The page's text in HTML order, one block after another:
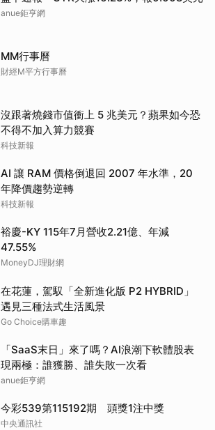
anue鉅亨網
MM行事曆
財經M平方行事曆
沒跟著燒錢市值衝上 5 兆美元？蘋果如今恐
不得不加入算力競賽
科技新報
AI 讓 RAM 價格倒退回 2007 年水準，20
年降價趨勢逆轉
科技新報
裕慶-KY 115年7月營收2.21億、年減
47.55%
MoneyDJ理財網
在花蓮，駕馭「全新進化版 P2 HYBRID」
遇見三種法式生活風景
Go Choice購車趣
「SaaS末日」來了嗎？AI浪潮下軟體股表
現兩極：誰獲勝、誰失敗一次看
anue鉅亨網
今彩539第115192期 頭獎1注中獎
中央通訊社